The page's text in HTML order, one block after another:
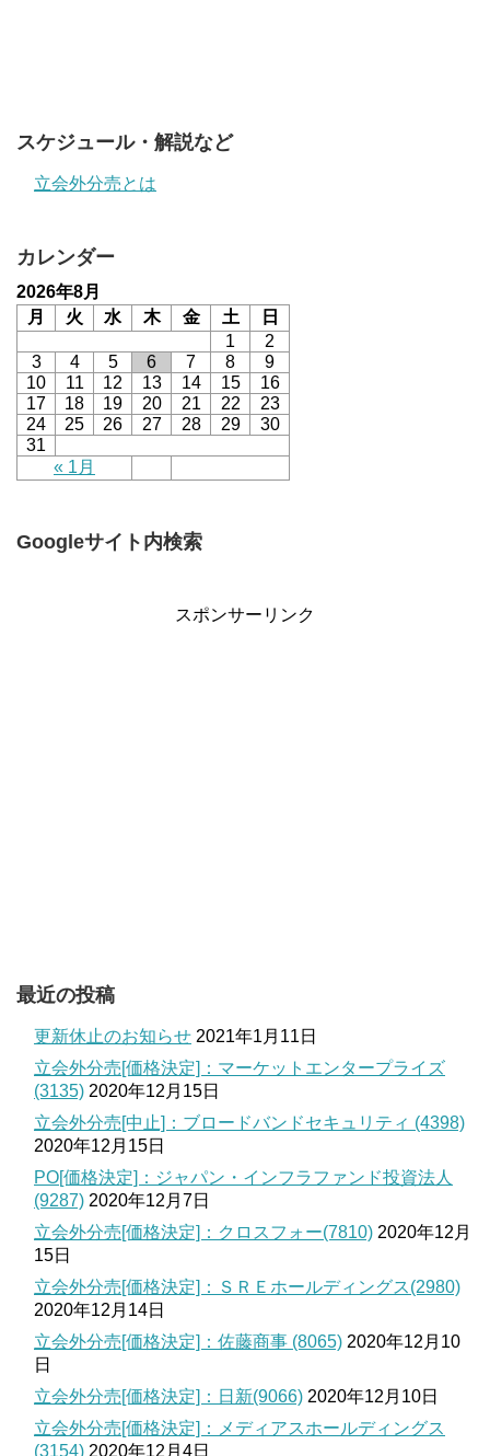
スケジュール・解説など
立会外分売とは
カレンダー
2026年8月
月
火 水 木 金 土 日
« 1月
1
2
3
4 5 6 7 8
9
10
11 12 13 14 15
16
17
18 19 20 21 22
23
24
25 26 27 28 29
30
31
Googleサイト内検索
スポンサーリンク
最近の投稿
更新休止のお知らせ 2021年1月11日
立会外分売[価格決定]：マーケットエンタープライズ
(3135) 2020年12月15日
立会外分売[中止]：ブロードバンドセキュリティ (4398)
2020年12月15日
PO[価格決定]：ジャパン・インフラファンド投資法人
(9287) 2020年12月7日
立会外分売[価格決定]：クロスフォー(7810) 2020年12月
15日
立会外分売[価格決定]：ＳＲＥホールディングス(2980)
2020年12月14日
立会外分売[価格決定]：佐藤商事 (8065) 2020年12月10
日
立会外分売[価格決定]：日新(9066) 2020年12月10日
立会外分売[価格決定]：メディアスホールディングス
(3154) 2020年12月4日